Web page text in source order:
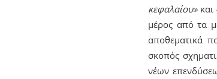
κεφαλαίου»και
μέρος από τα
αποθεματικά
σκοπός
νέων